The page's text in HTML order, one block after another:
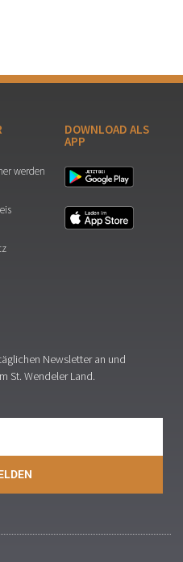
werden
DOWNLOAD ALS
APP
Newsletter an und
St. Wendeler Land.